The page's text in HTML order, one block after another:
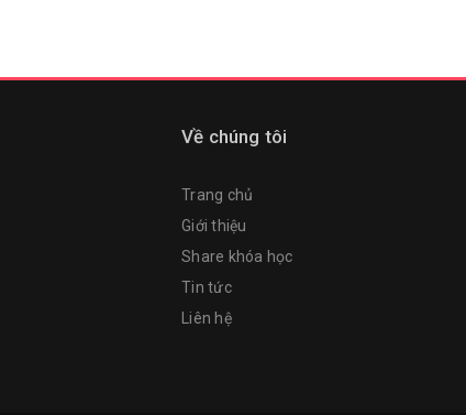
Về chúng tôi
Trang chủ
Giới thiệu
Share khóa học
Tin tức
Liên hệ